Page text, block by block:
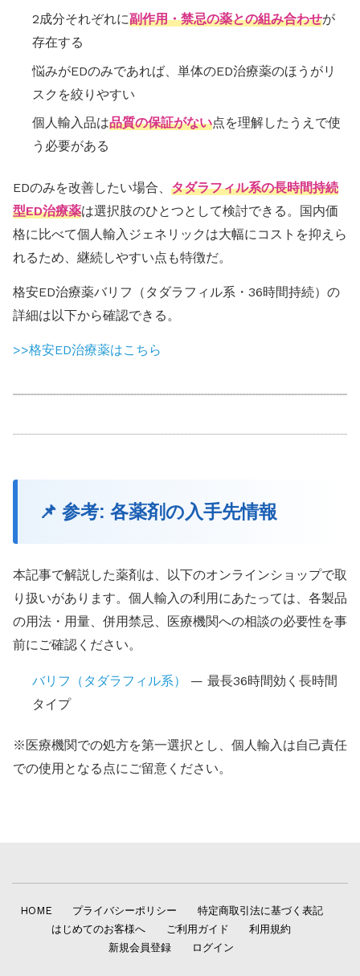
2成分それぞれに副作用・禁忌の薬との組み合わせが
存在する
悩みがEDのみであれば、単体のED治療薬のほうがリ
スクを絞りやすい
個人輸入品は品質の保証がない点を理解したうえで使
う必要がある
EDのみを改善したい場合、 タダラフィル系の長時間持続
型ED治療薬は選択肢のひとつとして検討できる。国内価
格に比べて個人輸入ジェネリックは大幅にコストを抑えら
れるため、継続しやすい点も特徴だ。
格安ED治療薬バリフ（タダラフィル系・36時間持続）の
詳細は以下から確認できる。
>>格安ED治療薬はこちら
📌 参考: 各薬剤の入手先情報
本記事で解説した薬剤は、以下のオンラインショップで取
り扱いがあります。個人輸入の利用にあたっては、各製品
の用法・用量、併用禁忌、医療機関への相談の必要性を事
前にご確認ください。
バリフ（タダラフィル系）
— 最長36時間効く長時間
タイプ
※医療機関での処方を第一選択とし、個人輸入は自己責任
での使用となる点にご留意ください。
HOME プライバシーポリシー
特定商取引法に基づく表記
はじめてのお客様へ
ご利用ガイド
利用規約
新規会員登録
ログイン